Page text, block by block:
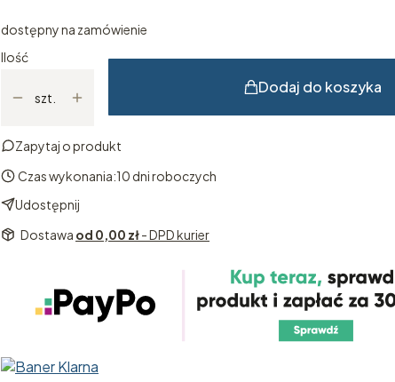
dostępny na zamówienie
Ilość
szt.
Dodaj do koszyka
Zapytaj o produkt
Czas wykonania:10 dni roboczych
Udostępnij
Dostawa od 0,00 zł- DPD kurier